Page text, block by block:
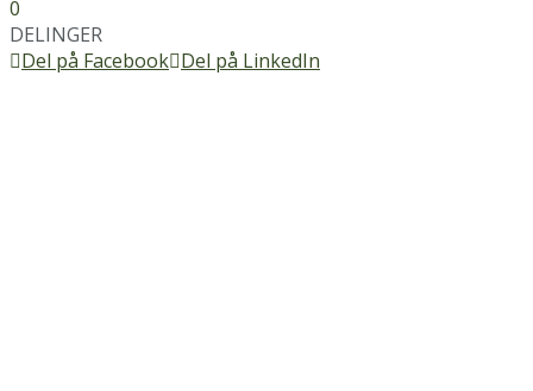
0
DELINGER
Del på Facebook Del på LinkedIn